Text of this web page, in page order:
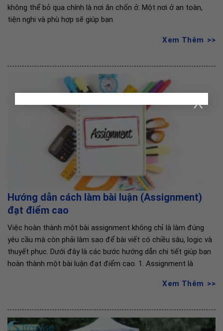
X
không thể bỏ qua chính là nơi ăn chốn ở. Một nơi ở an toàn,
tiện nghi và phù hợp sẽ giúp bạn
Xem Thêm
Hướng dẫn cách làm bài luận (Assignment)
đạt điểm cao
Việc hoàn thành một bài assignment không chỉ là làm đúng
yêu cầu mà còn phải làm sao để bài viết có chiều sâu, logic và
thuyết phục. Dưới đây là các bước hướng dẫn chi tiết giúp bạn
hoàn thành một bài luận đạt điểm cao. 1. Assignment là
Xem Thêm